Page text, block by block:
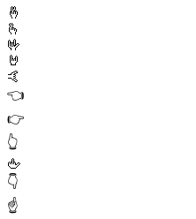
🤞
🫰
🤟
🤘
🤙
👈
👉
👆
🖕
👇
☝️